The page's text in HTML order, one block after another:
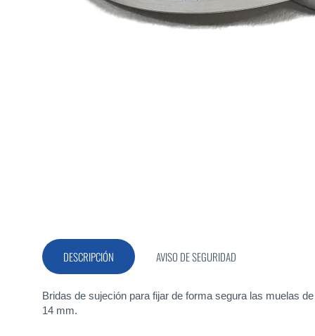
la
galería
imágenes
DESCRIPCIÓN
Bridas de sujeción para fijar de forma segura las muelas
14 mm.
AVISO DE SEGURIDAD